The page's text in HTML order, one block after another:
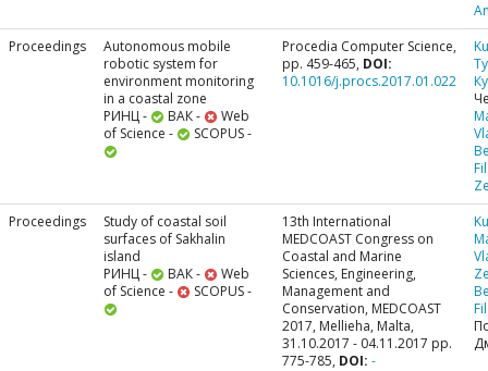
Proceedings
Autonomous mobile
robotic system for
environment monitoring
in a coastal zone
РИНЦ -
ВАК -
Web
of Science -
SCOPUS -
Procedia Computer Science,
pp. 459-465, DOI:
10.1016/j.procs.2017.01.022
Proceedings
Study of coastal soil
surfaces of Sakhalin
island
РИНЦ -
ВАК -
Web
of Science -
SCOPUS -
13th International
MEDCOAST Congress on
Coastal and Marine
Sciences, Engineering,
Management and
Conservation, MEDCOAST
2017, Mellieha, Malta,
31.10.2017 - 04.11.2017 pp.
775-785, DOI: -